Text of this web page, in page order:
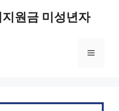
원금 미성년자
메